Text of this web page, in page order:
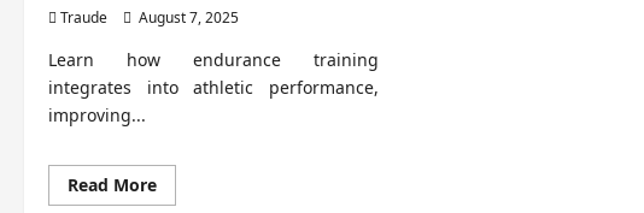
Traude August 7, 2025
Learn how endurance training
integrates into athletic performance,
improving...
Read MoreRead
more